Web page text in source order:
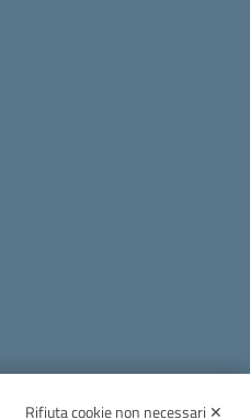
Rifiuta cookie non necessari ✕